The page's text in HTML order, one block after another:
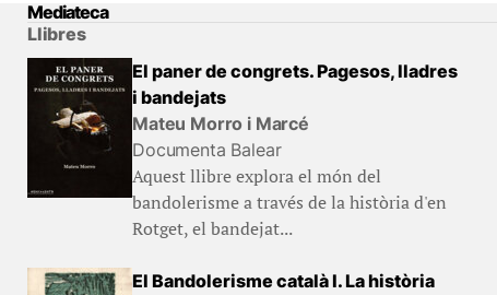
Mediateca
Llibres
El paner de congrets. Pagesos, lladres
i bandejats
Mateu Morro i Marcé
Documenta Balear
Aquest llibre explora el món del
bandolerisme a través de la història d'en
Rotget, el bandejat...
El Bandolerisme català I. La història